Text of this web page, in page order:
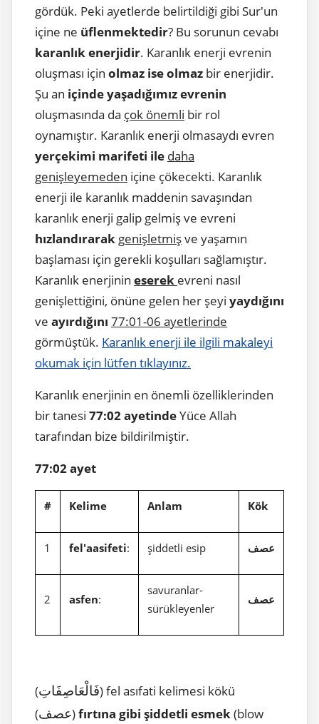
gördük. Peki ayetlerde belirtildiği gibi Sur'un
içine ne üflenmektedir? Bu sorunun cevabı
karanlık enerjidir. Karanlık enerji evrenin
oluşması için olmaz ise olmaz bir enerjidir.
Şu an içinde yaşadığımız evrenin
oluşmasında da çok önemli bir rol
oynamıştır. Karanlık enerji olmasaydı evren
yerçekimi marifeti ile daha
genişleyemeden içine çökecekti. Karanlık
enerji ile karanlık maddenin savaşından
karanlık enerji galip gelmiş ve evreni
hızlandırarak genişletmişve yaşamın
başlaması için gerekli koşulları sağlamıştır.
Karanlık enerjinin eserek evreni nasıl
genişlettiğini, önüne gelen her şeyi yaydığını
ve ayırdığını 77:01-06 ayetlerinde
görmüştük. Karanlık enerji ile ilgili makaleyi
okumak için lütfen tıklayınız.
Karanlık enerjinin en önemli özelliklerinden
bir tanesi 77:02 ayetindeYüce Allah
tarafından bize bildirilmiştir.
77:02 ayet
# Kelime Anlam Kök
1 fel'aasifeti: şiddetli esip عصف
2 asfen:
savuranlar-
sürükleyenler
عصف
(فَالْعَاصِفَاتِ) fel asıfati kelimesi kökü
(عصف)fırtına gibi şiddetli esmek(blow